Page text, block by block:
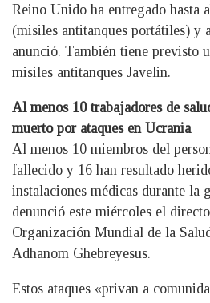
Reino Unido ha entregado hasta
(misiles antitanques portátiles) y
anunció. También tiene previsto
misiles antitanques Javelin.
Al menos 10 trabajadores de
muerto por ataques en Ucrania
Al menos 10 miembros del
fallecido y 16 han resultado
instalaciones médicas durante la
denunció este miércoles el
Organización Mundial de la
Adhanom Ghebreyesus.
Estos ataques «privan a